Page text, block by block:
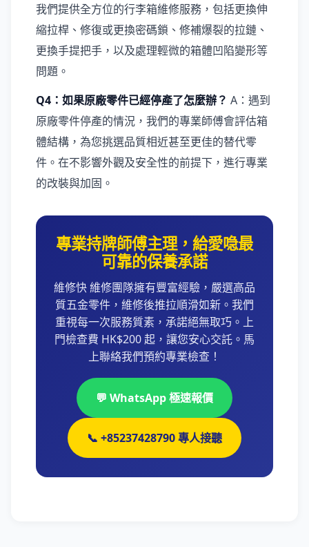
我們提供全方位的行李箱維修服務，包括更換伸
縮拉桿、修復或更換密碼鎖、修補爆裂的拉鏈、
更換手提把手，以及處理輕微的箱體凹陷變形等
問題。
Q4：如果原廠零件已經停產了怎麼辦？ A：遇到
原廠零件停產的情況，我們的專業師傅會評估箱
體結構，為您挑選品質相近甚至更佳的替代零
件。在不影響外觀及安全性的前提下，進行專業
的改裝與加固。
專業持牌師傅主理，給愛喼最
可靠的保養承諾
維修快 維修團隊擁有豐富經驗，嚴選高品
質五金零件，維修後推拉順滑如新。我們
重視每一次服務質素，承諾絕無取巧。上
門檢查費 HK$200 起，讓您安心交託。馬
上聯絡我們預約專業檢查！
💬 WhatsApp 極速報價
📞 +85237428790 專人接聽